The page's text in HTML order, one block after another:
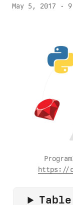
May 5, 2017 ·
https://